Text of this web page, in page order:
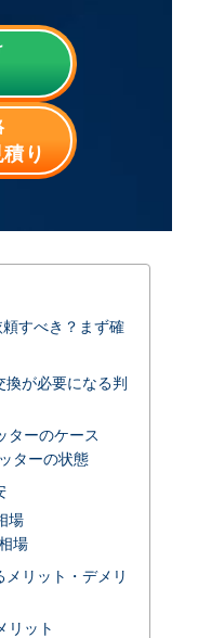
り
すべき？まず確
換が必要になる判
ターのケース
ターの状態
場
場
リット・デメリ
リット